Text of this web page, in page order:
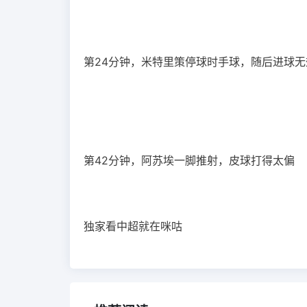
第24分钟，米特里策停球时手球，随后进球
第42分钟，阿苏埃一脚推射，皮球打得太偏
独家看中超就在咪咕